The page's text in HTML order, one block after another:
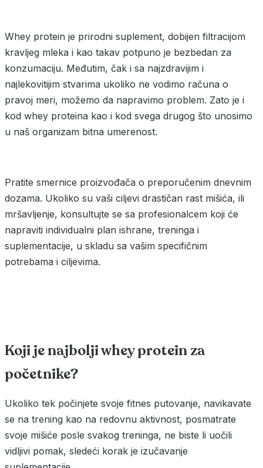
Whey protein je prirodni suplement, dobijen filtracijom
kravljeg mleka i kao takav potpuno je bezbedan za
konzumaciju. Međutim, čak i sa najzdravijim i
najlekovitijim stvarima ukoliko ne vodimo računa o
pravoj meri, možemo da napravimo problem. Zato je i
kod whey proteina kao i kod svega drugog što unosimo
u naš organizam bitna umerenost.
Pratite smernice proizvođača o preporučenim dnevnim
dozama. Ukoliko su vaši ciljevi drastičan rast mišića, ili
mršavljenje, konsultujte se sa profesionalcem koji će
napraviti individualni plan ishrane, treninga i
suplementacije, u skladu sa vašim specifičnim
potrebama i ciljevima.
Koji je najbolji whey protein za
početnike?
Ukoliko tek počinjete svoje fitnes putovanje, navikavate
se na trening kao na redovnu aktivnost, posmatrate
svoje mišiće posle svakog treninga, ne biste li uočili
vidljivi pomak, sledeći korak je izučavanje